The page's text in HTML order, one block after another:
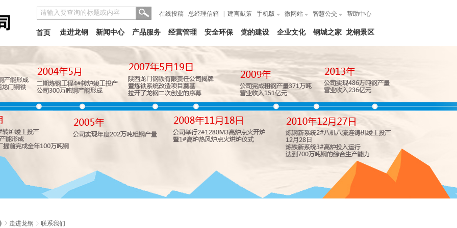
在线投稿 总经理信箱 建言献策 手机版 微网站 智慧公交 帮助中心
龙钢景区
钢城之家
企业文化
党的建设
安全环保
经营管理
产品服务
新闻中心
走进龙钢
首页
走进龙钢 联系我们